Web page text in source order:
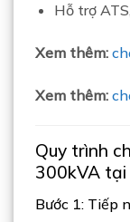
Hỗ trợ
Xem thêm:
Xem thêm:
Quy trình
300kVA
Bước 1: Tiếp